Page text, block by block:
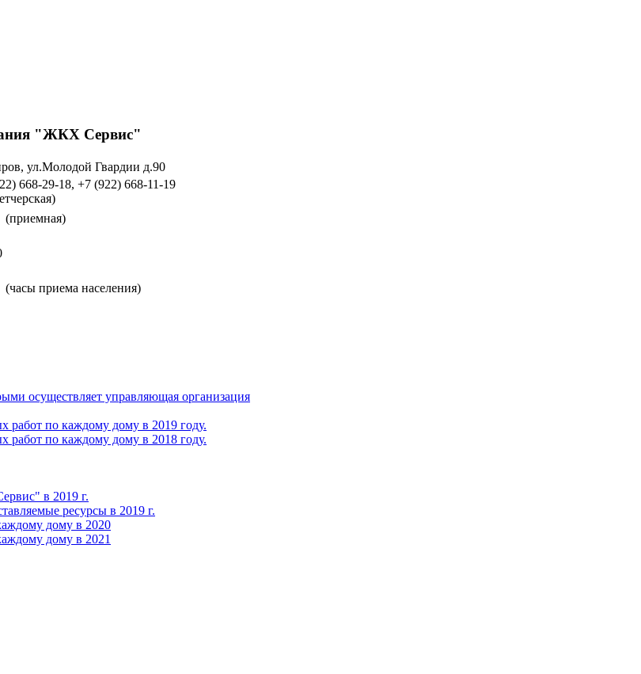
"ЖКХ Сервис"
ул.Молодой Гвардии д.90
668-29-18, +7 (922) 668-11-19
(приемная)
(часы приема населения)
осуществляет управляющая организация
по каждому дому в 2019 году.
по каждому дому в 2018 году.
в 2019 г.
ресурсы в 2019 г.
дому в 2020
дому в 2021